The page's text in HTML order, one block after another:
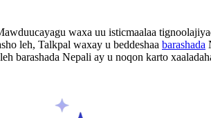
waxa uu isticmaalaa
leh, Talkpal waxay u beddeshaa barashada
barashada Nepali ay u noqon karto